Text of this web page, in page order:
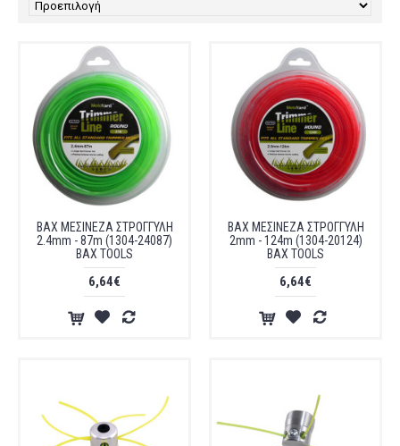
BAX ΜΕΣΙΝΕΖΑ ΣΤΡΟΓΓΥΛΗ
2.4mm - 87m (1304-24087)
BAX TOOLS
6,64€
BAX ΜΕΣΙΝΕΖΑ ΣΤΡΟΓΓΥΛΗ
2mm - 124m (1304-20124)
BAX TOOLS
6,64€